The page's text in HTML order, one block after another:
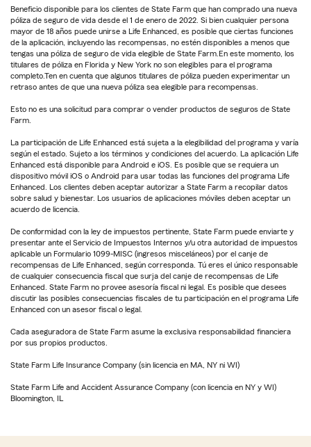
Beneficio disponible para los clientes de State Farm que han comprado una nueva
póliza de seguro de vida desde el 1 de enero de 2022. Si bien cualquier persona
mayor de 18 años puede unirse a Life Enhanced, es posible que ciertas funciones
de la aplicación, incluyendo las recompensas, no estén disponibles a menos que
tengas una póliza de seguro de vida elegible de State Farm.En este momento, los
titulares de póliza en Florida y New York no son elegibles para el programa
completo.Ten en cuenta que algunos titulares de póliza pueden experimentar un
retraso antes de que una nueva póliza sea elegible para recompensas.
Esto no es una solicitud para comprar o vender productos de seguros de State
Farm.
La participación de Life Enhanced está sujeta a la elegibilidad del programa y varía
según el estado. Sujeto a los términos y condiciones del acuerdo. La aplicación Life
Enhanced está disponible para Android e iOS. Es posible que se requiera un
dispositivo móvil iOS o Android para usar todas las funciones del programa Life
Enhanced. Los clientes deben aceptar autorizar a State Farm a recopilar datos
sobre salud y bienestar. Los usuarios de aplicaciones móviles deben aceptar un
acuerdo de licencia.
De conformidad con la ley de impuestos pertinente, State Farm puede enviarte y
presentar ante el Servicio de Impuestos Internos y/u otra autoridad de impuestos
aplicable un Formulario 1099-MISC (ingresos misceláneos) por el canje de
recompensas de Life Enhanced, según corresponda. Tú eres el único responsable
de cualquier consecuencia fiscal que surja del canje de recompensas de Life
Enhanced. State Farm no provee asesoría fiscal ni legal. Es posible que desees
discutir las posibles consecuencias fiscales de tu participación en el programa Life
Enhanced con un asesor fiscal o legal.
Cada aseguradora de State Farm asume la exclusiva responsabilidad financiera
por sus propios productos.
State Farm Life Insurance Company (sin licencia en MA, NY ni WI)
State Farm Life and Accident Assurance Company (con licencia en NY y WI)
Bloomington, IL